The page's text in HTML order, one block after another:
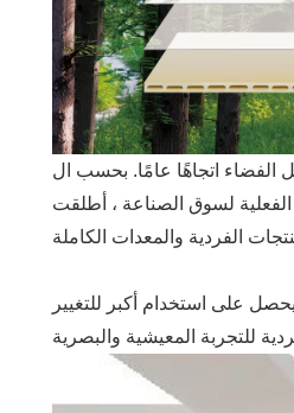
الفضاء اتجاهًا عامًا. بحسب ال